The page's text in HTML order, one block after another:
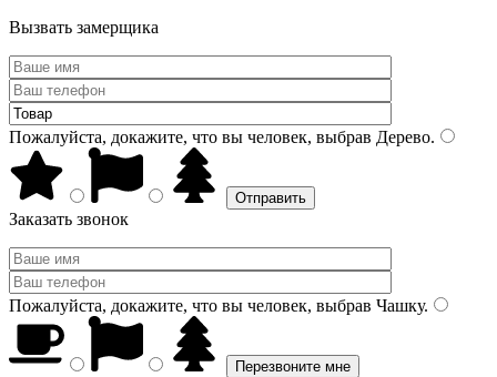
Вызвать замерщика
Пожалуйста, докажите, что вы человек, выбрав Дерево.
Заказать звонок
Пожалуйста, докажите, что вы человек, выбрав Чашку.